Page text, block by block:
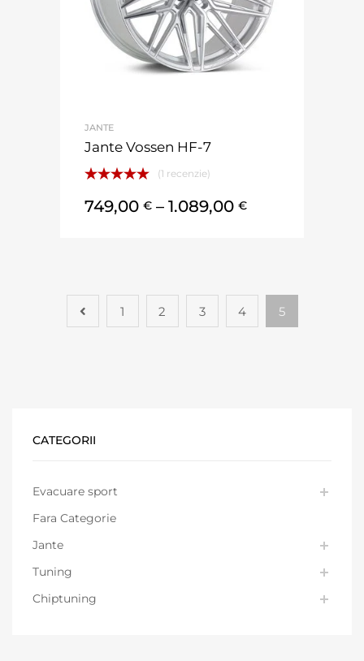
JANTE
Jante Vossen HF-7
5.00din 5
(1 recenzie)
749,00 € – 1.089,00 €
1 2 3 4 5
CATEGORII
Evacuare sport
Fara Categorie
Jante
Tuning
Chiptuning